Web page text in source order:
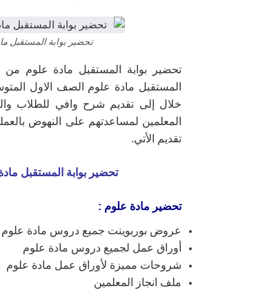
تحضير بوابة المستقبل
تحضير بوابة المستقبل مادة علوم
المستقبل مادة علوم الصف الاول
خلال إلى تقديم شرح وافي للطلاب
المعلمين لمساعدتهم على النهوض
تقديم الأتي.
تحضير بوابة المستقبل
تحضير مادة علوم :
عروض بوربوينت جميع دروس مادة علوم
أوراق عمل لجميع دروس مادة علوم
شروحات مميزة لأوراق عمل مادة علوم
ملف انجاز المعلمين